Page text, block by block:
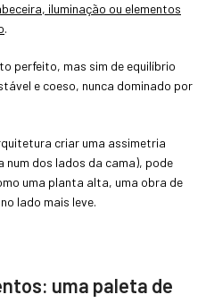
iluminação ou elementos
.
perfeito, mas sim de equilíbrio
e coeso, nunca dominado por
criar uma assimetria
num dos lados da cama), pode
uma planta alta, uma obra de
lado mais leve.
uma paleta de